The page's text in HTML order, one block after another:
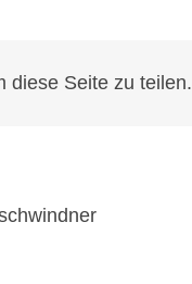
diese Seite zu teilen.